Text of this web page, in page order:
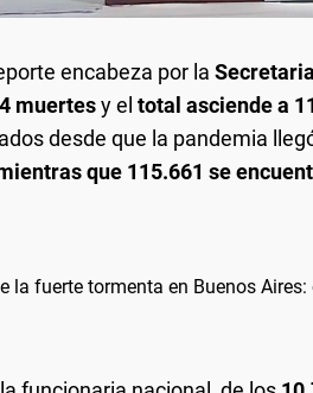
encabeza por la
muertesy el total asciende a
desde que la pandemia
que 115.661 se
la fuerte tormenta en Buenos